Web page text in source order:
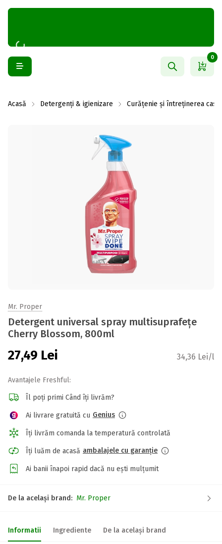
0
Acasă Detergenți & igienizare Curățenie și întreținerea casei
Mr. Proper
Detergent universal spray multisuprafețe
Cherry Blossom, 800ml
27,49 Lei 34,36 Lei/l
Avantajele Freshful:
Îl poți primi Când îți livrăm?
Ai livrare gratuită cu Genius
Îți livrăm comanda la temperatură controlată
Îți luăm de acasă ambalajele cu garanție
Ai banii înapoi rapid dacă nu ești mulțumit
De la același brand: Mr. Proper
Informatii Ingrediente De la același brand